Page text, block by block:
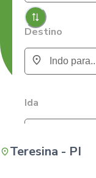
Destino
Ida
Teresina - PI